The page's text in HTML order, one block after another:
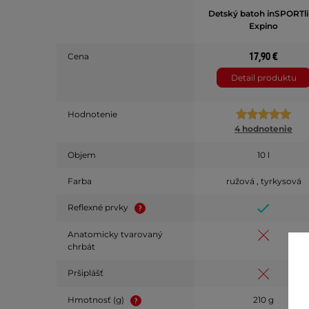
Detský batoh
Expino
Cena 17,90 €
Detail produktu
Hodnotenie
4 hodnotenie
Objem 10 l
Farba ružová , tyrkysová
Reflexné prvky
Anatomicky tvarovaný
chrbát
Pršiplášť
Hmotnosť (g) 210 g